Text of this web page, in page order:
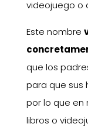
videojuego o
Este nombre
que los
para que sus
por lo que en
libros o